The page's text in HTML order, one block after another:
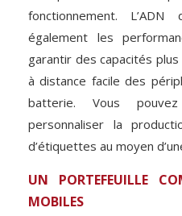
fonctionnement. L’ADN
également les
garantir des capacités
à distance facile des
batterie. Vous
personnaliser la
d’étiquettes au moyen
UN PORTEFEUILLE
MOBILES